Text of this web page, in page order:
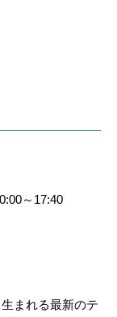
～17:40
まれる最新のテ